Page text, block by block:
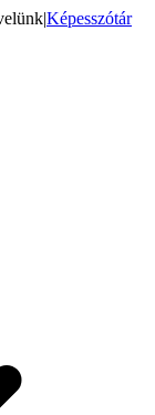
|Képesszótár